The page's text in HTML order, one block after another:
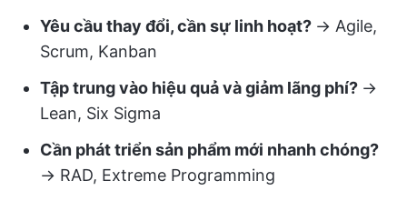
Yêu cầu thay đổi, cần sự linh hoạt? → Agile,
Scrum, Kanban
Tập trung vào hiệu quả và giảm lãng phí? →
Lean, Six Sigma
Cần phát triển sản phẩm mới nhanh chóng?
→ RAD, Extreme Programming